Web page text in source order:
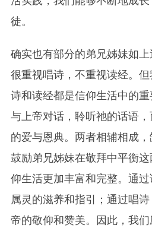
徒。
确实也有部分的弟兄姊妹如上
很重视唱诗，不重视读经。
诗和读经都是信仰生活中的
与上帝对话，聆听祂的话语
的爱与恩典。两者相辅相成
鼓励弟兄姊妹在敬拜中平衡
仰生活更加丰富和完整。通
属灵的滋养和指引；通过唱
帝的敬仰和赞美。因此，我